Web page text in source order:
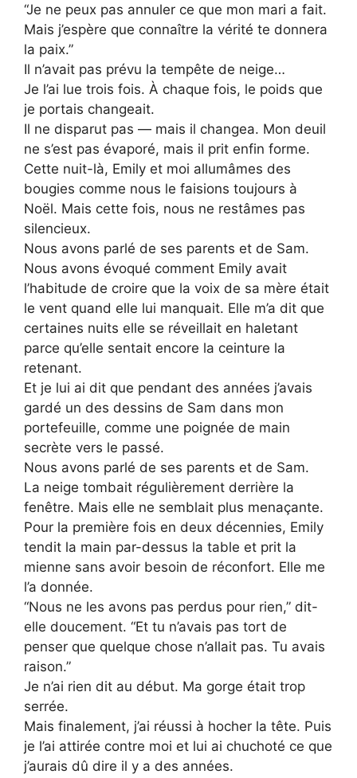
“Je ne peux pas annuler ce que mon mari a fait.
Mais j’espère que connaître la vérité te donnera
la paix.”
Il n’avait pas prévu la tempête de neige…
Je l’ai lue trois fois. À chaque fois, le poids que
je portais changeait.
Il ne disparut pas — mais il changea. Mon deuil
ne s’est pas évaporé, mais il prit enfin forme.
Cette nuit-là, Emily et moi allumâmes des
bougies comme nous le faisions toujours à
Noël. Mais cette fois, nous ne restâmes pas
silencieux.
Nous avons parlé de ses parents et de Sam.
Nous avons évoqué comment Emily avait
l’habitude de croire que la voix de sa mère était
le vent quand elle lui manquait. Elle m’a dit que
certaines nuits elle se réveillait en haletant
parce qu’elle sentait encore la ceinture la
retenant.
Et je lui ai dit que pendant des années j’avais
gardé un des dessins de Sam dans mon
portefeuille, comme une poignée de main
secrète vers le passé.
Nous avons parlé de ses parents et de Sam.
La neige tombait régulièrement derrière la
fenêtre. Mais elle ne semblait plus menaçante.
Pour la première fois en deux décennies, Emily
tendit la main par-dessus la table et prit la
mienne sans avoir besoin de réconfort. Elle me
l’a donnée.
“Nous ne les avons pas perdus pour rien,” dit-
elle doucement. “Et tu n’avais pas tort de
penser que quelque chose n’allait pas. Tu avais
raison.”
Je n’ai rien dit au début. Ma gorge était trop
serrée.
Mais finalement, j’ai réussi à hocher la tête. Puis
je l’ai attirée contre moi et lui ai chuchoté ce que
j’aurais dû dire il y a des années.